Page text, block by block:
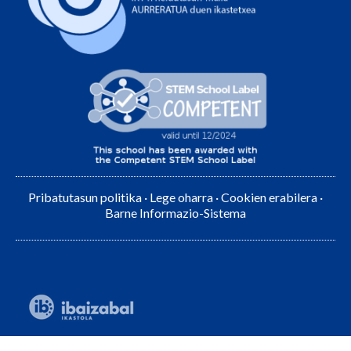
Pribatutasun politika · Lege oharra ·Cookien erabilera ·
Barne Informazio-Sistema